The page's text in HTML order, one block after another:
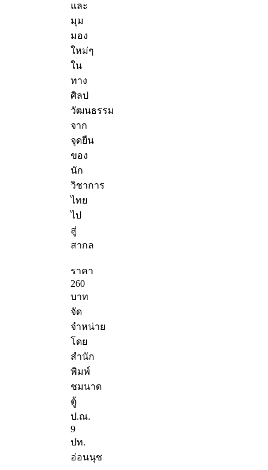
และ
มุม
มอง
ใหม่ๆ
ใน
ทาง
ศิลป
วัฒนธรรม
จาก
จุดยืน
ของ
นัก
วิชาการ
ไทย
ไป
สู่
สากล
ราคา
260
บาท
จัด
จำหน่าย
โดย
สำนัก
พิมพ์
ชมนาด
ตู้
ป.ณ.
9
ปท.
อ่อนนุช